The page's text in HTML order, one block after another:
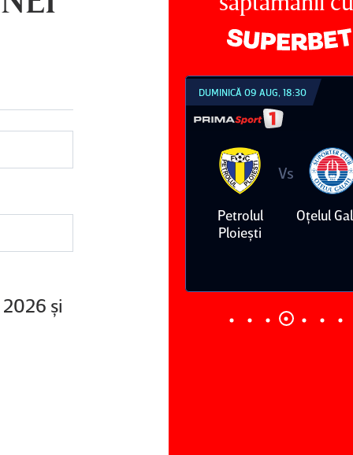
2026 şi
Dinamo
Vs
DUMINICĂ 09 AUG, 18:30
Petrolul
Ploieşti
Vs
Oţelul